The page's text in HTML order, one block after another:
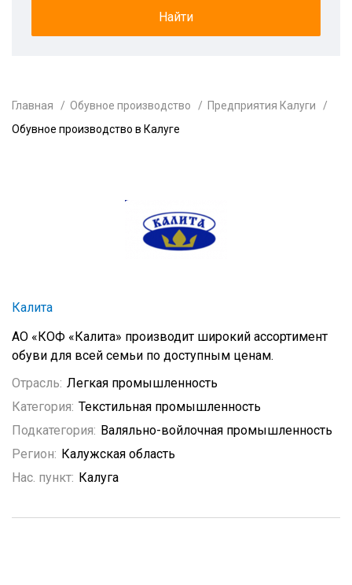
Главная Обувное производство
Предприятия Калуги
Обувное производство в Калуге
Калита
АО «КОФ «Калита» производит широкий ассортимент
обуви для всей семьи по доступным ценам.
Отрасль: Легкая промышленность
Категория: Текстильная промышленность
Подкатегория: Валяльно-войлочная промышленность
Регион: Калужская область
Нас. пункт: Калуга